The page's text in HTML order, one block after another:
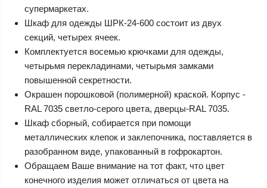
супермаркетах.
Шкаф для одежды ШРК-24-600 состоит из двух
секций, четырех ячеек.
Комплектуется восемью крючками для одежды,
четырьмя перекладинами, четырьмя замками
повышенной секретности.
Окрашен порошковой (полимерной) краской. Корпус -
RAL 7035 светло-серого цвета, дверцы-RAL 7035.
Шкаф сборный, собирается при помощи
металлических клепок и заклепочника, поставляется в
разобранном виде, упакованный в гофрокартон.
Обращаем Ваше внимание на тот факт, что цвет
конечного изделия может отличаться от цвета на